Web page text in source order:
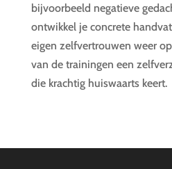
bijvoorbeeld negatieve
ontwikkel je concrete
eigen zelfvertrouwen weer
van de trainingen een
die krachtig huiswaarts keert.